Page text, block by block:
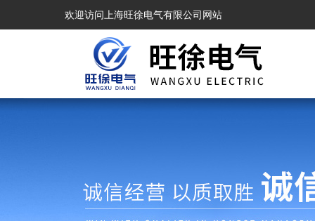
欢迎访问上海旺徐电气有限公司网站